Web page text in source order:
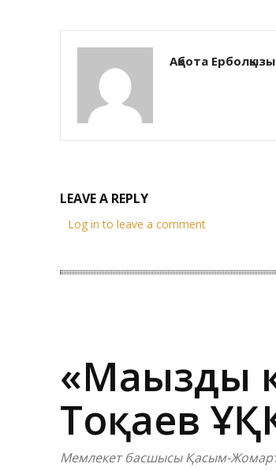
Ақбота Ерболқызы
LEAVE A REPLY
Log in to leave a comment